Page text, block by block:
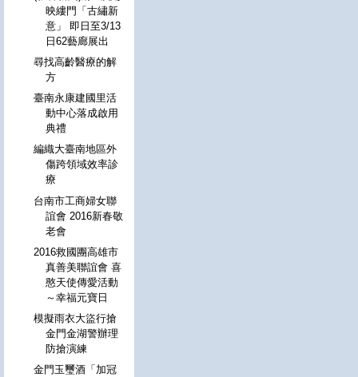
映縷門「古繡新
意」 即日至3/13
日62藝廊展出
尋找高齡醫療的解
方
臺南永康建國里活
動中心落成啟用
典禮
編織大臺南地區外
傷跨領域效率診
療
台南市工商婦女聯
誼會 2016新春敬
老會
2016救國團高雄市
真善美聯誼會 喜
憨天使傳愛活動
～幸福元寶日
模擬雨衣大盜行搶
金門金湖警辦理
防搶演練
金門玉璽酒「加冠